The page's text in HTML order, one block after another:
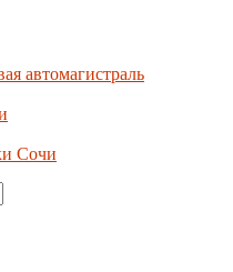
автомагистраль
Сочи